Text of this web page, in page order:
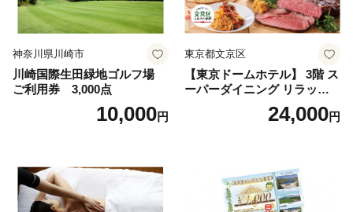
神奈川県川崎市
川崎国際生田緑地ゴルフ場
ご利用券 3,000点
10,000円
東京都文京区
【東京ドームホテル】 3階 ス
ーパーダイニング リラッサ
ランチブッフェ お食事券 大
人1名様分 関東 東京 ご利用
24,000円